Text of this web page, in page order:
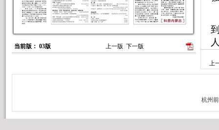
当前版： 03版 上一版 下一版
上